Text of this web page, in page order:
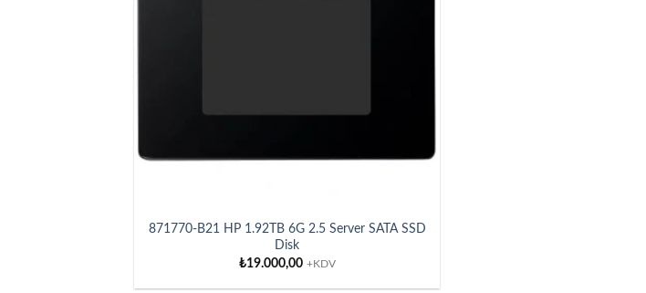
871770-B21 HP 1.92TB 6G 2.5 Server SATA SSD
Disk
₺19.000,00 +KDV